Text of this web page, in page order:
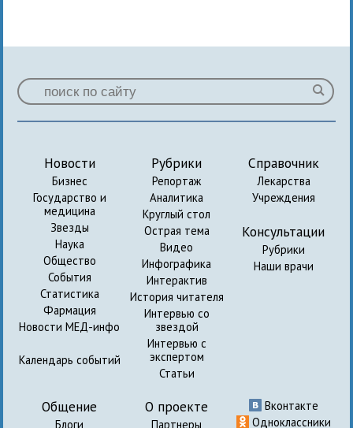
Новости
Бизнес
Государство и
медицина
Звезды
Наука
Общество
События
Статистика
Фармация
Новости МЕД-инфо
Календарь событий
Рубрики
Репортаж
Аналитика
Круглый стол
Острая тема
Видео
Инфографика
Интерактив
История читателя
Интервью со
звездой
Интервью с
экспертом
Статьи
Справочник
Лекарства
Учреждения
Консультации
Рубрики
Наши врачи
Общение
Блоги
О проекте
Партнеры
Вконтакте
Одноклассники